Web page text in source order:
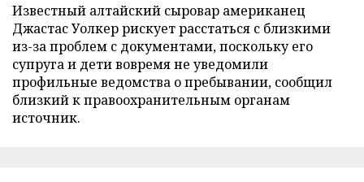
Известный алтайский сыровар американец
Джастас Уолкер рискует расстаться с близкими
из-за проблем с документами, поскольку его
супруга и дети вовремя не уведомили
профильные ведомства о пребывании, сообщил
близкий к правоохранительным органам
источник.